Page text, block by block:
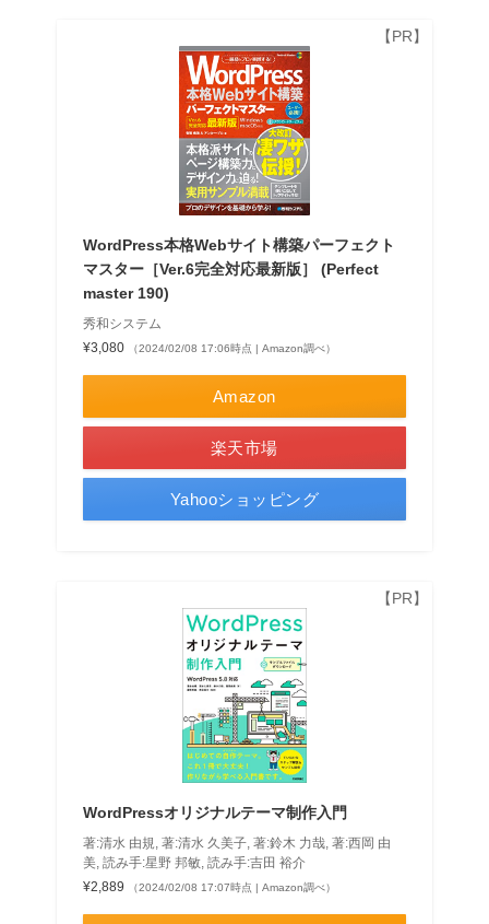
WordPress本格Webサイト構築パーフェクト
マスター［Ver.6完全対応最新版］ (Perfect
master 190)
秀和システム
¥3,080
（2024/02/08 17:06時点 | Amazon調べ）
Amazon
楽天市場
Yahooショッピング
WordPressオリジナルテーマ制作入門
著:清水 由規, 著:清水 久美子, 著:鈴木 力哉, 著:西岡 由
美, 読み手:星野 邦敏, 読み手:吉田 裕介
¥2,889
（2024/02/08 17:07時点 | Amazon調べ）